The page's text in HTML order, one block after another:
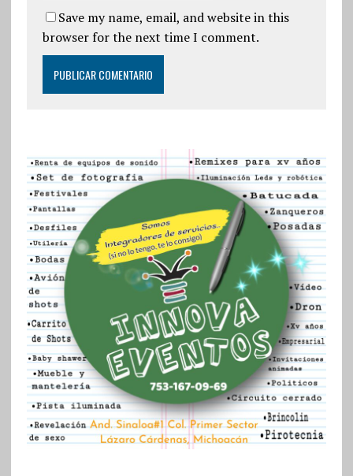
Save my name, email, and website in this
browser for the next time I comment.